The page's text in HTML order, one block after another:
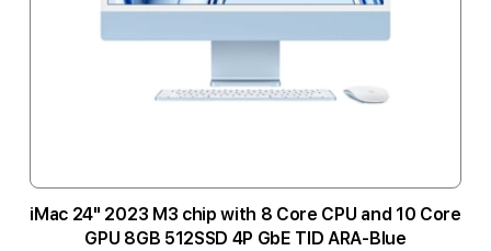
iMac 24" 2023 M3 chip with 8 Core CPU and 10 Core
GPU 8GB 512SSD 4P GbE TID ARA-Blue